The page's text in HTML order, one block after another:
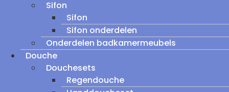
Sifon
Sifon
Sifon onderdelen
Onderdelen badkamermeubels
Douche
Douchesets
Regendouche